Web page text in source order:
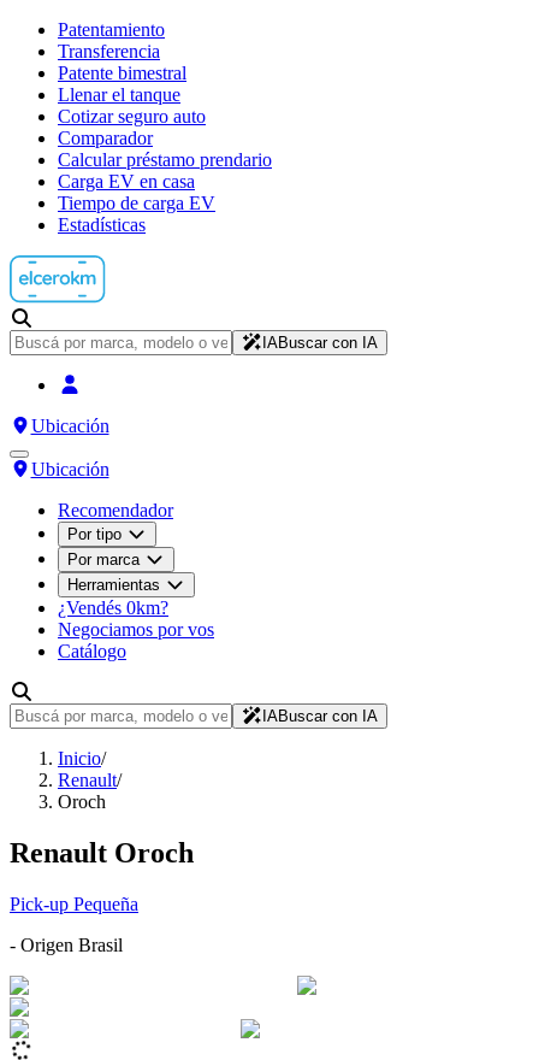
Patentamiento
Transferencia
Patente bimestral
Llenar el tanque
Cotizar seguro auto
Comparador
Calcular préstamo prendario
Carga EV en casa
Tiempo de carga EV
Estadísticas
IABuscar con IA
Ubicación
Ubicación
Recomendador
Por tipo
Por marca
Herramientas
¿Vendés 0km?
Negociamos por vos
Catálogo
IABuscar con IA
Inicio/
Renault/
Oroch
Renault Oroch
Pick-up Pequeña
- Origen Brasil